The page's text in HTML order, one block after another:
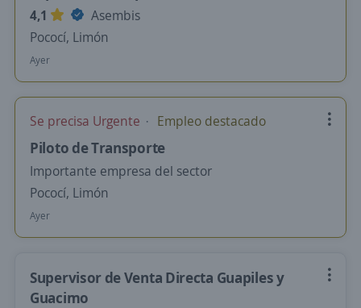
4,1
Asembis
Pococí, Limón
Ayer
Se precisa Urgente Empleo destacado
Piloto de Transporte
Importante empresa del sector
Pococí, Limón
Ayer
Supervisor de Venta Directa Guapiles y
Guacimo